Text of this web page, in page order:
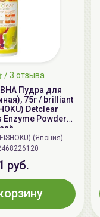
/3 отзыва
Пудра для
75г / brilliant
Detclear
Enzyme Powder
(Япония)
руб.